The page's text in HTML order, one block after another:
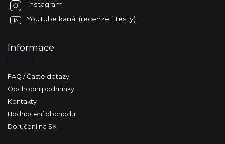
Instagram
YouTube kanál (recenze i testy)
Informace
FAQ / Časté dotazy
Obchodní podmínky
Kontakty
Hodnocení obchodu
Doručení na SK